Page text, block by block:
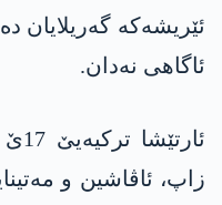
ئێریشه‌كه‌
ئاگاهی نەدان.
زاپ، ئاڤاشین و